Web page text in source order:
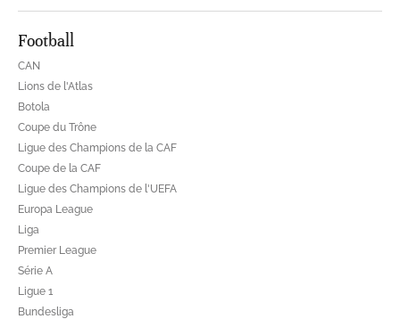
Football
CAN
Lions de l'Atlas
Botola
Coupe du Trône
Ligue des Champions de la CAF
Coupe de la CAF
Ligue des Champions de l'UEFA
Europa League
Liga
Premier League
Série A
Ligue 1
Bundesliga